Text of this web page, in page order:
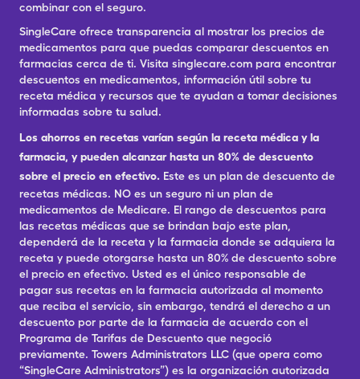
combinar con el seguro.
SingleCare ofrece transparencia al mostrar los precios de
medicamentos para que puedas comparar descuentos en
farmacias cerca de ti. Visita singlecare.com para encontrar
descuentos en medicamentos, información útil sobre tu
receta médica y recursos que te ayudan a tomar decisiones
informadas sobre tu salud.
Los ahorros en recetas varían según la receta médica y la
farmacia, y pueden alcanzar hasta un 80% de descuento
sobre el precio en efectivo. Este es un plan de descuento de
recetas médicas. NO es un seguro ni un plan de
medicamentos de Medicare. El rango de descuentos para
las recetas médicas que se brindan bajo este plan,
dependerá de la receta y la farmacia donde se adquiera la
receta y puede otorgarse hasta un 80% de descuento sobre
el precio en efectivo. Usted es el único responsable de
pagar sus recetas en la farmacia autorizada al momento
que reciba el servicio, sin embargo, tendrá el derecho a un
descuento por parte de la farmacia de acuerdo con el
Programa de Tarifas de Descuento que negoció
previamente. Towers Administrators LLC (que opera como
“SingleCare Administrators”) es la organización autorizada